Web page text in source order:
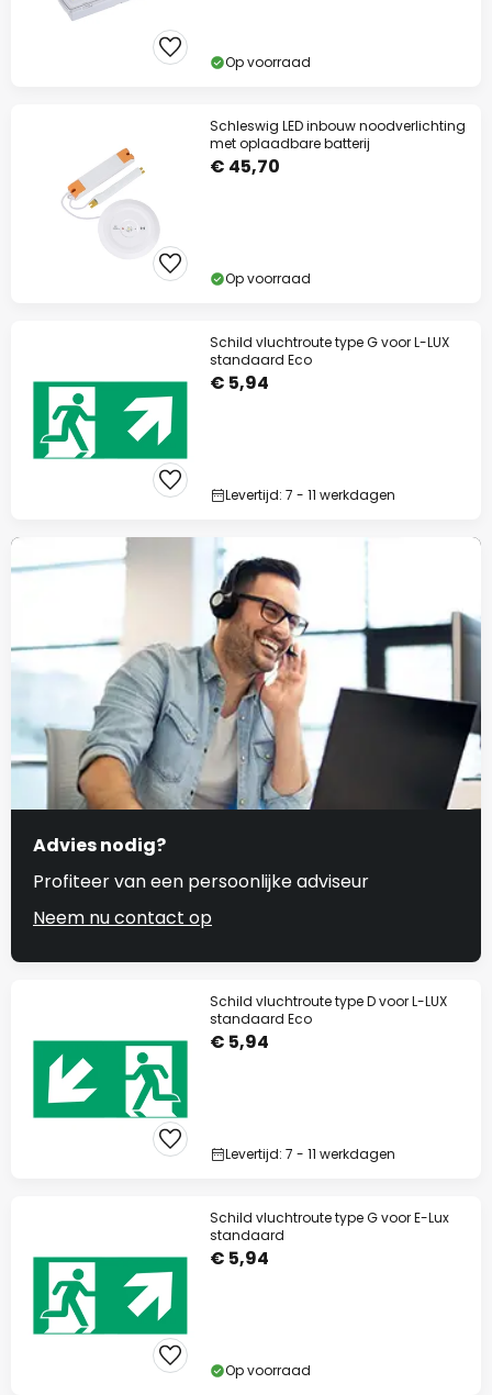
Op voorraad
Schleswig LED inbouw noodverlichting
met oplaadbare batterij
€ 45,70
Op voorraad
Schild vluchtroute type G voor L-LUX
standaard Eco
€ 5,94
Levertijd: 7 - 11 werkdagen
Advies nodig?
Profiteer van een persoonlijke adviseur
Neem nu contact op
Schild vluchtroute type D voor L-LUX
standaard Eco
€ 5,94
Levertijd: 7 - 11 werkdagen
Schild vluchtroute type G voor E-Lux
standaard
€ 5,94
Op voorraad